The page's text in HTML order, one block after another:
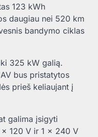
123 kWh
daugiau nei 520 km
bandymo ciklas
325 kW galią.
bus pristatytos
prieš keliaujant į
galima įsigyti
120 V ir 1 x 240 V